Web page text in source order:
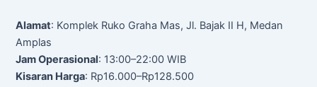
Alamat: Komplek Ruko Graha Mas, Jl. Bajak II H, Medan
Amplas
Jam Operasional: 13:00–22:00 WIB
Kisaran Harga: Rp16.000–Rp128.500